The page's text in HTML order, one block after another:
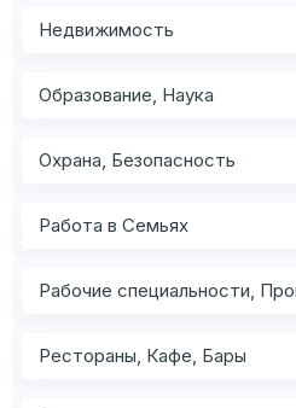
Недвижимость
Образование, Наука
Охрана, Безопасность
Работа в Семьях
Рабочие специальности,
Рестораны, Кафе, Бары